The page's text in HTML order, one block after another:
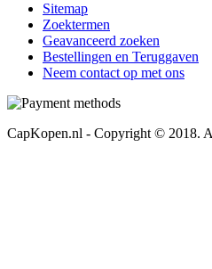
Sitemap
Zoektermen
Geavanceerd zoeken
Bestellingen en Teruggaven
Neem contact op met ons
CapKopen.nl - Copyright © 2018.